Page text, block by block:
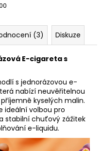
(3) Diskuze
E-cigareta s
s jednorázovou e-
která nabízí neuvěřitelnou
kyselých malin.
ideální volbou pro
stabilní chuťový zážitek
e-liquidu.